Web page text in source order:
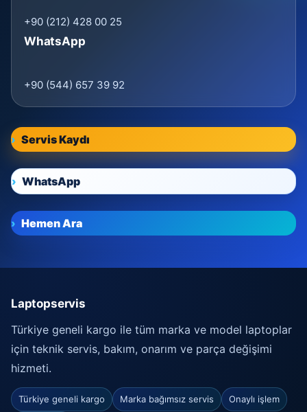
+90 (212) 428 00 25
WhatsApp
+90 (544) 657 39 92
Servis Kaydı
WhatsApp
Hemen Ara
Laptopservis
Türkiye geneli kargo ile tüm marka ve model laptoplar
için teknik servis, bakım, onarım ve parça değişimi
hizmeti.
Türkiye geneli kargo Marka bağımsız servis Onaylı işlem